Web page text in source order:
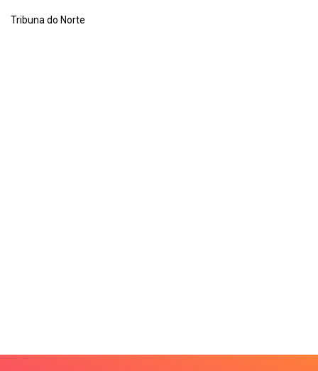
Tribuna do Norte